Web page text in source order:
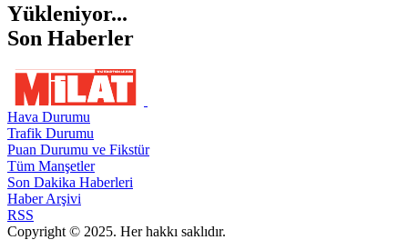
Yükleniyor...
Son Haberler
Hava Durumu
Trafik Durumu
Puan Durumu ve Fikstür
Tüm Manşetler
Son Dakika Haberleri
Haber Arşivi
RSS
Copyright © 2025. Her hakkı saklıdır.